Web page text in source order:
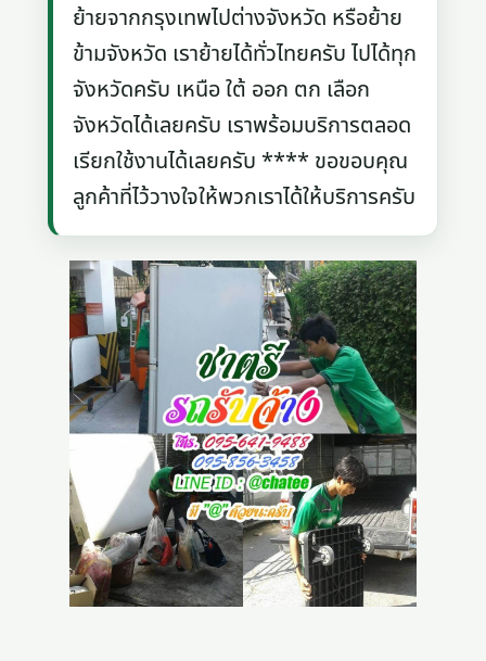
ย้ายจากกรุงเทพไปต่างจังหวัด หรือย้าย
ข้ามจังหวัด เราย้ายได้ทั่วไทยครับ ไปได้ทุก
จังหวัดครับ เหนือ ใต้ ออก ตก เลือก
จังหวัดได้เลยครับ เราพร้อมบริการตลอด
เรียกใช้งานได้เลยครับ **** ขอขอบคุณ
ลูกค้าที่ไว้วางใจให้พวกเราได้ให้บริการครับ